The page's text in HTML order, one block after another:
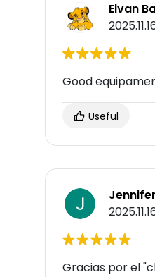
Elvan
Good
Useful
Gracias por el